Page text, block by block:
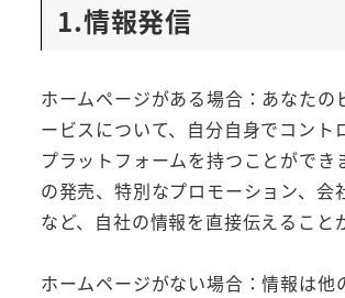
1.情報発信
ホームページがある場合：あなたの
ービスについて、自分自身でコント
プラットフォームを持つことができ
の発売、特別なプロモーション、会
など、自社の情報を直接伝えること
ホームページがない場合：情報は他